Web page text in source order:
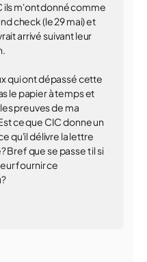
ils m'ont donné comme
check (le 29 mai) et
arrivé suivant leur
qui ont dépassé cette
le papier à temps et
preuves de ma
ce que CIC donne un
qu'il délivre la lettre
que se passe t il si
fournir ce